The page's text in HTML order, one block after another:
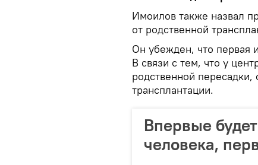
Имоилов также назвал
от родственной
Он убежден, что первая
В связи с тем, что у
родственной
трансплантации.
Впервые
человека,